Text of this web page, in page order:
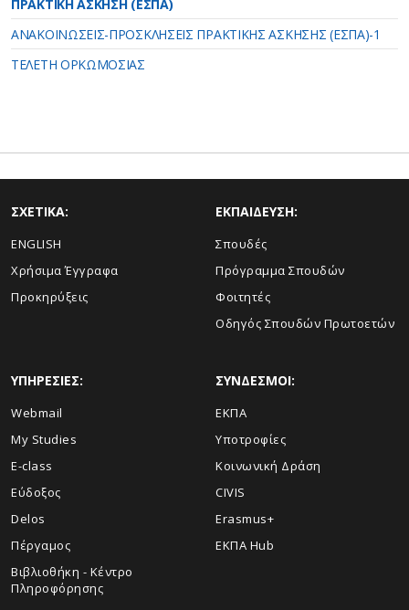
ΠΡΑΚΤΙΚΗ ΑΣΚΗΣΗ (ΕΣΠΑ)
ANAKOINΩΣΕΙΣ-ΠΡΟΣΚΛΗΣΕΙΣ ΠΡΑΚΤΙΚΗΣ ΑΣΚΗΣΗΣ (ΕΣΠΑ)-1
ΤΕΛΕΤΗ ΟΡΚΩΜΟΣΙΑΣ
ΣΧΕΤΙΚΑ:
ENGLISH
Xρήσιμα Έγγραφα
Προκηρύξεις
ΕΚΠΑΙΔΕΥΣΗ:
Σπουδές
Πρόγραμμα Σπουδών
Φοιτητές
Οδηγός Σπουδών Πρωτοετών
ΥΠΗΡΕΣΙΕΣ:
Webmail
My Studies
E-class
Εύδοξος
Delos
Πέργαμος
Βιβλιοθήκη - Κέντρο
Πληροφόρησης
ΣΥΝΔΕΣΜΟΙ:
ΕΚΠΑ
Υποτροφίες
Κοινωνική Δράση
CIVIS
Erasmus+
ΕΚΠΑ Hub